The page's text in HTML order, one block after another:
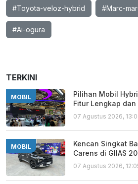
#Toyota-veloz-hybrid #Marc-
#Ai-ogura
TERKINI
MOBIL
Pilihan Mobil
Fitur Lengkap dan
07 Agustus 2026,
MOBIL
Kencan Singkat
Carens di GIIAS
07 Agustus 2026,